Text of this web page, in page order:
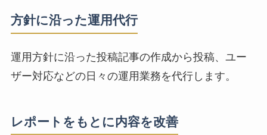
方針に沿った運用代行
運用方針に沿った投稿記事の作成から投稿、ユー
ザー対応などの日々の運用業務を代行します。
レポートをもとに内容を改善